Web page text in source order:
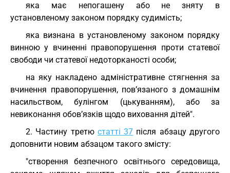
яка має непогашену або не зняту в
установленому законом порядку судимість;
яка визнана в установленому законом порядку
винною у вчиненні правопорушення проти статевої
свободи чи статевої недоторканості особи;
на яку накладено адміністративне стягнення за
вчинення правопорушення, пов’язаного з домашнім
насильством, булінгом (цькуванням), або за
невиконання обов’язків щодо виховання дітей".
2. Частину третю статті 37 після абзацу другого
доповнити новим абзацом такого змісту:
"створення безпечного освітнього середовища,